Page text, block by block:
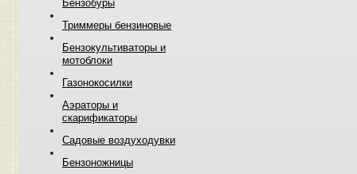
Бензобуры
Триммеры бензиновые
Бензокультиваторы и
мотоблоки
Газонокосилки
Аэраторы и
скарификаторы
Садовые воздуходувки
Бензоножницы